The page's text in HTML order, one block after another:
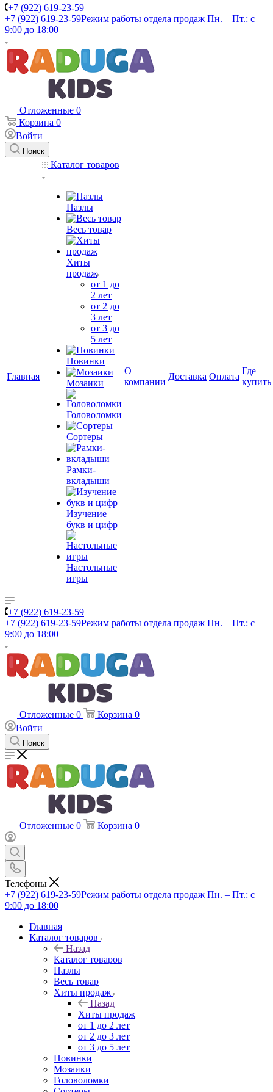
+7 (922) 619-23-59
+7 (922) 619-23-59Режим работы отдела продаж Пн. – Пт.: с
9:00 до 18:00
Отложенные 0
Корзина 0
Войти
Поиск
Главная
Каталог товаров
Пазлы
Весь товар
Хиты
продаж
от 1 до
2 лет
от 2 до
3 лет
от 3 до
5 лет
Новинки
Мозаики
Головоломки
Сортеры
Рамки-
вкладыши
Изучение
букв и цифр
Настольные
игры
О
компании
Доставка Оплата
Где
купить
+7 (922) 619-23-59
+7 (922) 619-23-59Режим работы отдела продаж Пн. – Пт.: с
9:00 до 18:00
Отложенные 0 Корзина 0
Войти
Поиск
Отложенные 0 Корзина 0
Телефоны
+7 (922) 619-23-59Режим работы отдела продаж Пн. – Пт.: с
9:00 до 18:00
Главная
Каталог товаров
Назад
Каталог товаров
Пазлы
Весь товар
Хиты продаж
Назад
Хиты продаж
от 1 до 2 лет
от 2 до 3 лет
от 3 до 5 лет
Новинки
Мозаики
Головоломки